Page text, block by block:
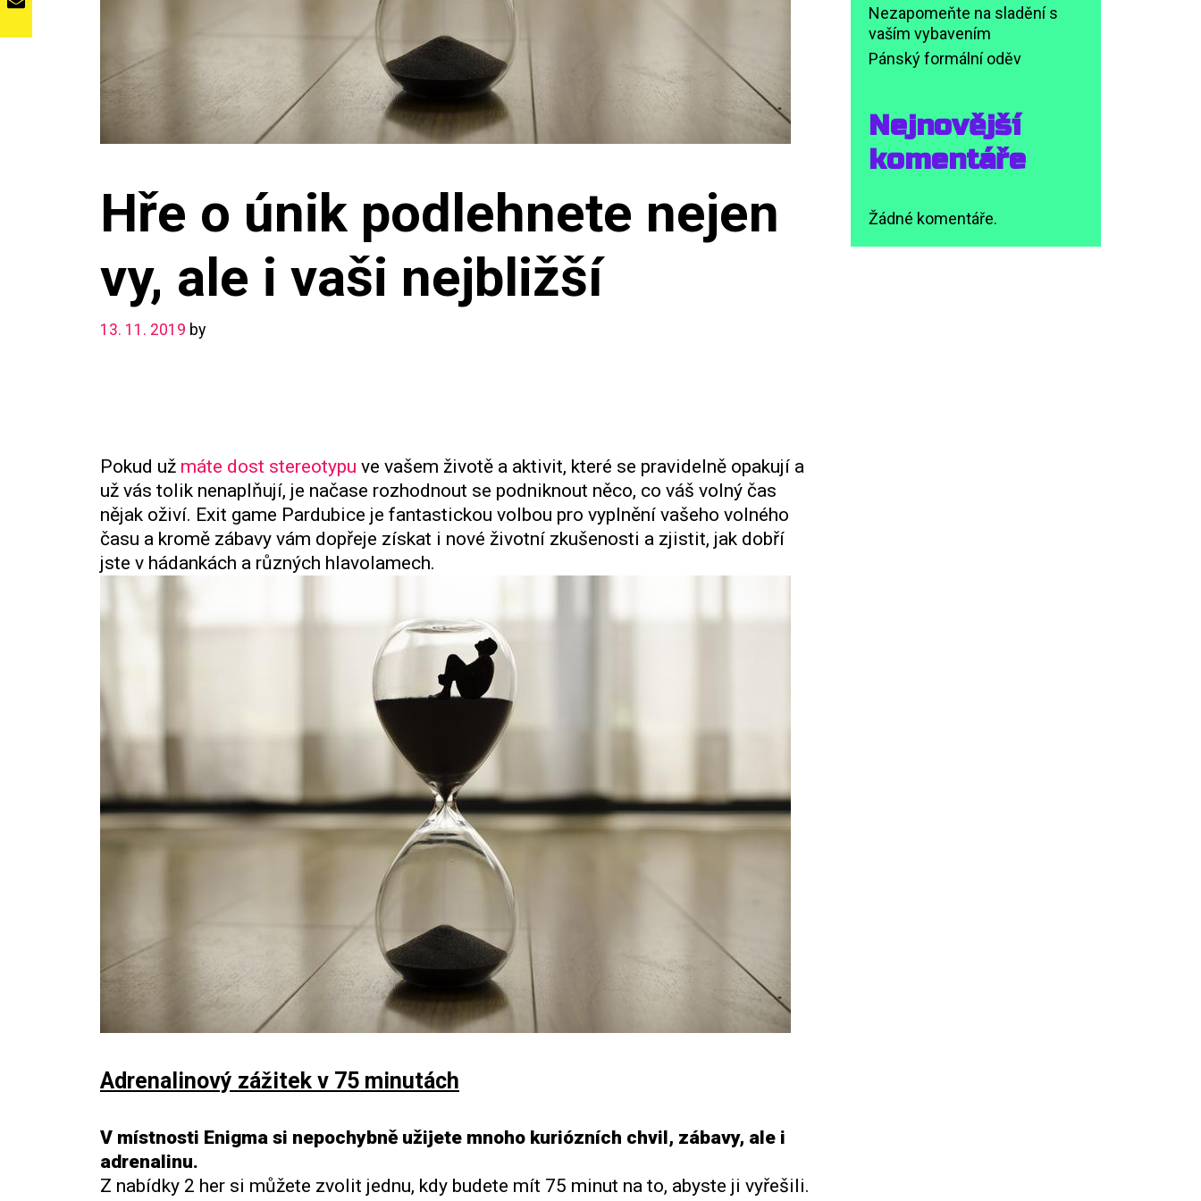
Hře o únik podlehnete nejen
vy, ale i vaši nejbližší
13. 11. 2019 by
Pokud už máte dost stereotypu ve vašem životě a aktivit, které se pravidelně opakují a
už vás tolik nenaplňují, je načase rozhodnout se podniknout něco, co váš volný čas
nějak oživí. Exit game Pardubice je fantastickou volbou pro vyplnění vašeho volného
času a kromě zábavy vám dopřeje získat i nové životní zkušenosti a zjistit, jak dobří
jste v hádankách a různých hlavolamech.
Adrenalinový zážitek v 75 minutách
V místnosti Enigma si nepochybně užijete mnoho kuriózních chvil, zábavy, ale i
adrenalinu.
Z nabídky 2 her si můžete zvolit jednu, kdy budete mít 75 minut na to, abyste ji vyřešili.
Nezapomeňte na sladění s
vaším vybavením
Pánský formální oděv
Nejnovější
komentáře
Žádné komentáře.